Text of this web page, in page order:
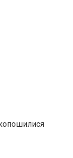
копошилися